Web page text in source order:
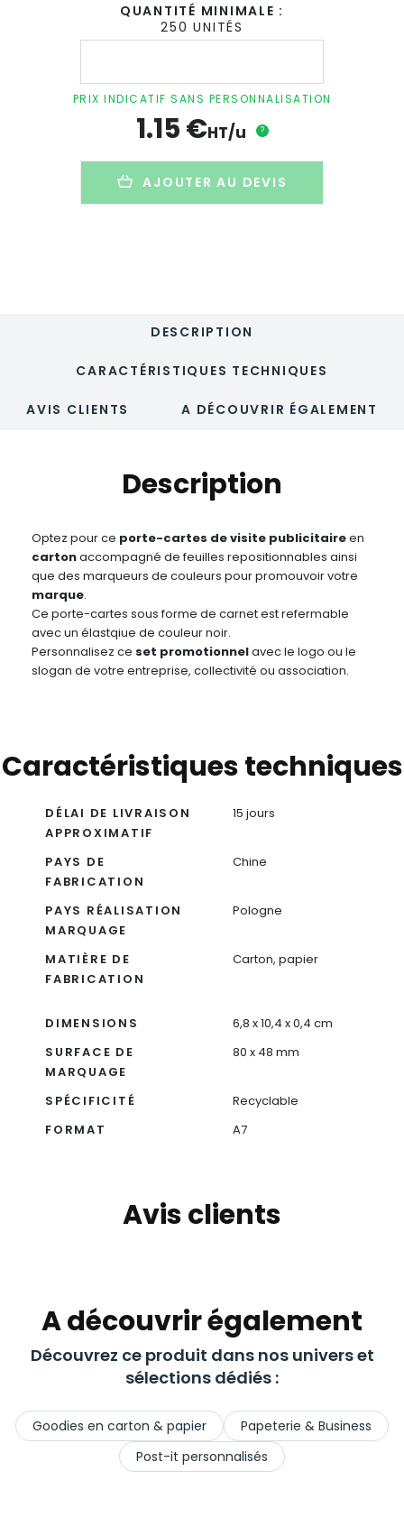
QUANTITÉ MINIMALE :
250 UNITÉS
quantité
carte
avec
personnalisé
naturel
-
PRIX INDICATIF SANS PERSONNALISATION
1.15€HT/u ?
AJOUTER AU DEVIS
DESCRIPTION
CARACTÉRISTIQUES TECHNIQUES
AVIS CLIENTS A DÉCOUVRIR ÉGALEMENT
Description
Optez pour ce porte-cartes de visite publicitaireen
cartonaccompagné de feuilles repositionnables ainsi
que des marqueurs de couleurs pour promouvoir votre
marque.
Ce porte-cartes sous forme de carnet est refermable
avec un élastqiue de couleur noir.
Personnalisez ce set promotionnelavec le logo ou le
slogan de votre entreprise, collectivité ou association.
Caractéristiques techniques
DÉLAI DE LIVRAISON
APPROXIMATIF
15 jours
PAYS DE
FABRICATION
Chine
PAYS RÉALISATION
MARQUAGE
Pologne
MATIÈRE DE
FABRICATION
Carton, papier
DIMENSIONS
6,8 x 10,4 x 0,4 cm
SURFACE DE
MARQUAGE
80 x 48 mm
SPÉCIFICITÉ
Recyclable
FORMAT
A7
Avis clients
A découvrir également
Découvrez ce produit dans nos univers et
sélections dédiés :
Goodies en carton & papier
Papeterie & Business
Post-it personnalisés